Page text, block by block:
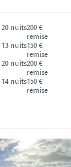
20 nuits200 €
remise
13 nuits150 €
remise
20 nuits200 €
remise
14 nuits150 €
remise